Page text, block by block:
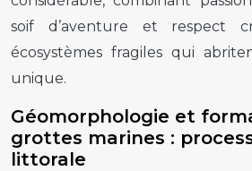
soif d’aventure et respect
écosystèmes fragiles qui
unique.
Géomorphologie et
grottes marines :
littorale